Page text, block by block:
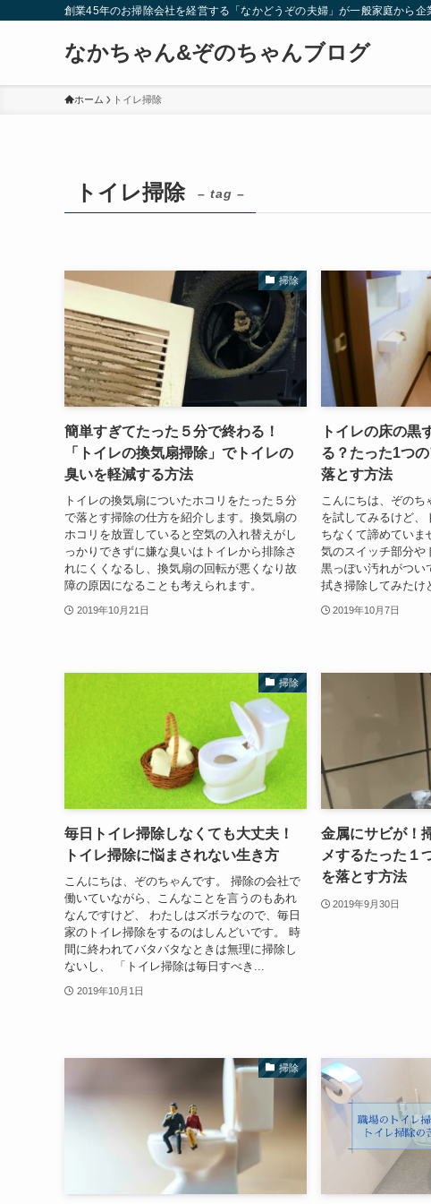
創業45年のお掃除会社を経営する「なかどうぞの夫婦」が一般家庭から
なかちゃん&ぞのちゃんブログ
ホーム トイレ掃除
トイレ掃除 – tag –
掃除
簡単すぎてたった５分で終わる！
「トイレの換気扇掃除」でトイレの
臭いを軽減する方法
トイレの換気扇についたホコリをたった５分
で落とす掃除の仕方を紹介します。換気扇の
ホコリを放置していると空気の入れ替えがし
っかりできずに嫌な臭いはトイレから排除さ
れにくくなるし、換気扇の回転が悪くなり故
障の原因になることも考えられます。
2019年10月21日
トイレの床の黒
る？たった1つ
落とす方法
こんにちは、ぞの
を試してみるけど、
ちなくて諦めていま
気のスイッチ部分や
黒っぽい汚れがつい
拭き掃除してみたけ
2019年10月7日
掃除
毎日トイレ掃除しなくても大丈夫！
トイレ掃除に悩まされない生き方
こんにちは、ぞのちゃんです。 掃除の会社で
働いていながら、こんなことを言うのもあれ
なんですけど、 わたしはズボラなので、毎日
家のトイレ掃除をするのはしんどいです。 時
間に終われてバタバタなときは無理に掃除し
ないし、 「トイレ掃除は毎日すべき...
2019年10月1日
金属にサビが！
メするたった１
を落とす方法
2019年9月30日
掃除